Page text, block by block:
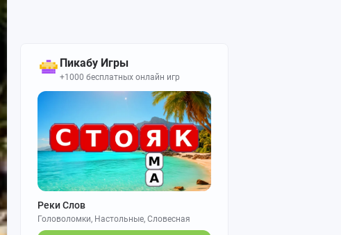
Пикабу Игры
+1000 бесплатных онлайн игр
Реки Слов
Головоломки, Настольные, Словесная